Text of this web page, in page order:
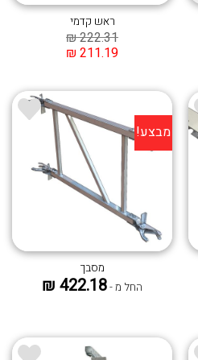
ראש קדמי
222.31
₪
211.19
₪
מבצע!
הוסף ל
WISHLIST
מסבך
החל מ -422.18
₪